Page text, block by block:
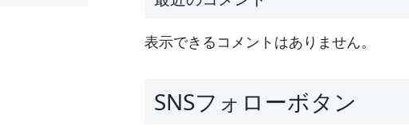
表示できるコメントはありません。
SNSフォローボタン